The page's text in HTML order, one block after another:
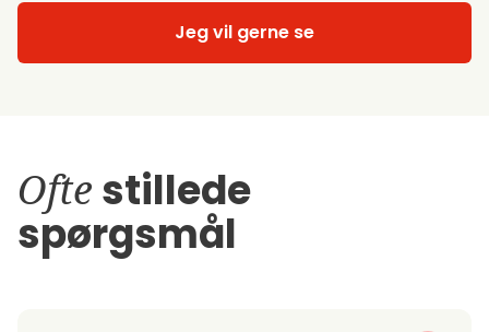
Jeg vil gerne se
Ofte stillede
spørgsmål